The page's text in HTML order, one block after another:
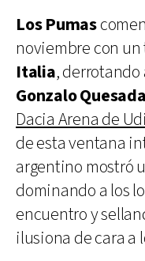
Los Pumas
noviembre con
Italia,
Gonzalo Quesada
Dacia Arena de
de esta ventana
argentino mostró
dominando a los
encuentro y
ilusiona de cara a